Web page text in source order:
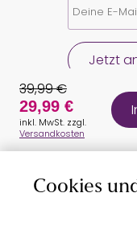
Jetzt
39,99 €
29,99 €
inkl. MwSt. zzgl.
Versandkosten
Cookies